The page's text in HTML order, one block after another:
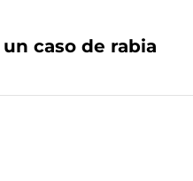
caso de rabia